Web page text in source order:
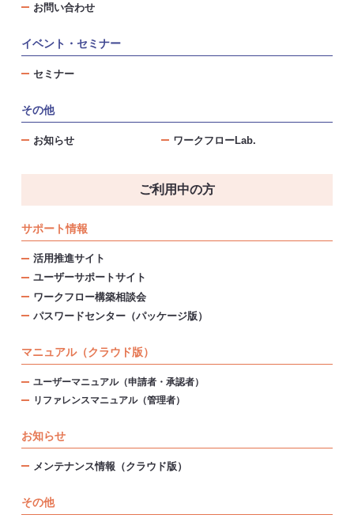
お問い合わせ
イベント・セミナー
セミナー
その他
お知らせ ワークフローLab.
ご利用中の方
サポート情報
活用推進サイト
ユーザーサポートサイト
ワークフロー構築相談会
パスワードセンター（パッケージ版）
マニュアル（クラウド版）
ユーザーマニュアル（申請者・承認者）
リファレンスマニュアル（管理者）
お知らせ
メンテナンス情報（クラウド版）
その他